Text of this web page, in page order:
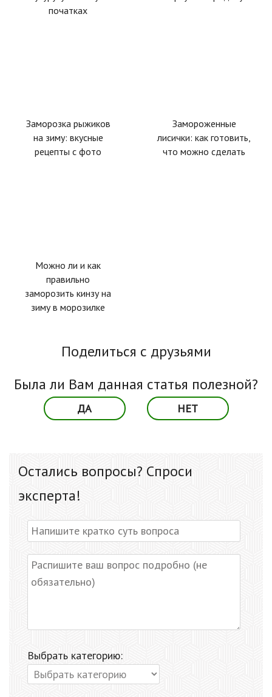
початках
Заморозка рыжиков
на зиму: вкусные
рецепты с фото
Замороженные
лисички: как готовить,
что можно сделать
Можно ли и как
правильно
заморозить кинзу на
зиму в морозилке
Была ли Вам данная статья полезной?
ДА НЕТ
Поделиться с друзьями
Остались вопросы? Спроси
эксперта!
Выбрать категорию: